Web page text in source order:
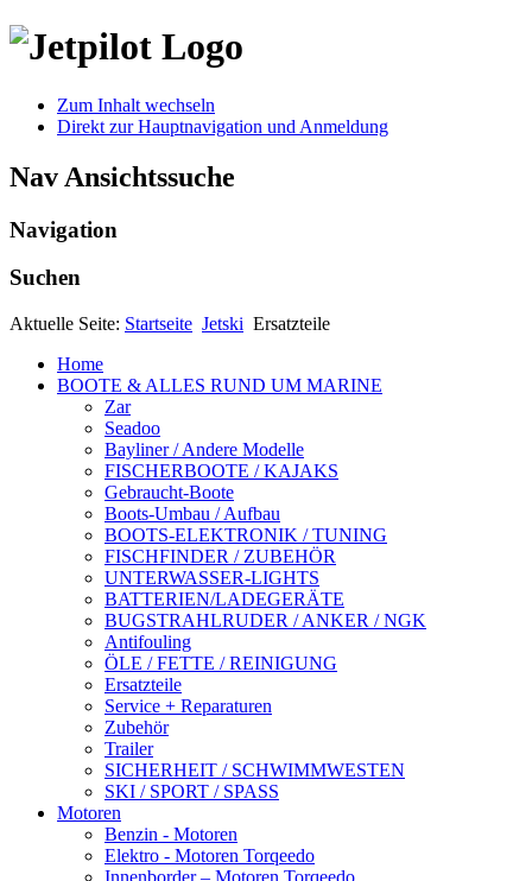
Zum Inhalt wechseln
Direkt zur Hauptnavigation und Anmeldung
Nav Ansichtssuche
Navigation
Suchen
Aktuelle Seite: Startseite Jetski Ersatzteile
Home
BOOTE & ALLES RUND UM MARINE
Zar
Seadoo
Bayliner / Andere Modelle
FISCHERBOOTE / KAJAKS
Gebraucht-Boote
Boots-Umbau / Aufbau
BOOTS-ELEKTRONIK / TUNING
FISCHFINDER / ZUBEHÖR
UNTERWASSER-LIGHTS
BATTERIEN/LADEGERÄTE
BUGSTRAHLRUDER / ANKER / NGK
Antifouling
ÖLE / FETTE / REINIGUNG
Ersatzteile
Service + Reparaturen
Zubehör
Trailer
SICHERHEIT / SCHWIMMWESTEN
SKI / SPORT / SPASS
Motoren
Benzin - Motoren
Elektro - Motoren Torqeedo